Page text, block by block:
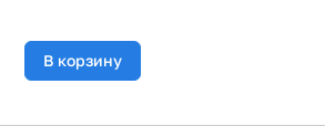
В корзину